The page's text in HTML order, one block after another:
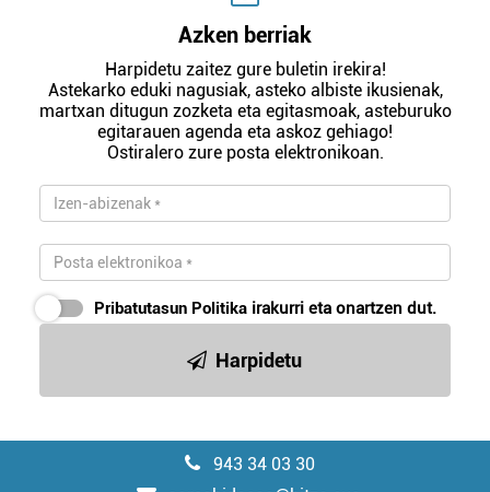
Azken berriak
Harpidetu zaitez gure buletin irekira!
Astekarko eduki nagusiak, asteko albiste ikusienak,
martxan ditugun zozketa eta egitasmoak, asteburuko
egitarauen agenda eta askoz gehiago!
Ostiralero zure posta elektronikoan.
Pribatutasun Politika irakurri eta onartzen dut.
Harpidetu
943 34 03 30